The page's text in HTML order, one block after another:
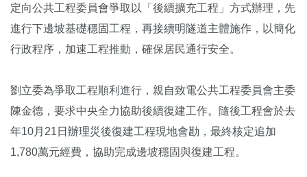
定向公共工程委員會爭取以「後續擴充工程」方式辦理，先
進行下邊坡基礎穩固工程，再接續明隧道主體施作，以簡化
行政程序，加速工程推動，確保居民通行安全。
劉立委為爭取工程順利進行，親自致電公共工程委員會主委
陳金德，要求中央全力協助後續復建工作。隨後工程會於去
年10月21日辦理災後復建工程現地會勘，最終核定追加
1,780萬元經費，協助完成邊坡穩固與復建工程。